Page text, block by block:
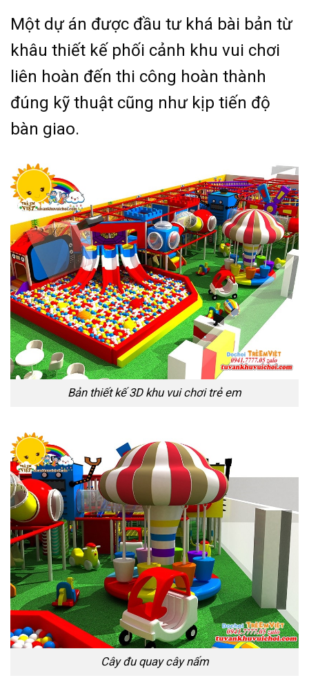
Một dự án được đầu tư khá bài bản từ
khâu thiết kế phối cảnh khu vui chơi
liên hoàn đến thi công hoàn thành
đúng kỹ thuật cũng như kịp tiến độ
bàn giao.
Bản thiết kế 3D khu vui chơi trẻ em
Cây đu quay cây nấm